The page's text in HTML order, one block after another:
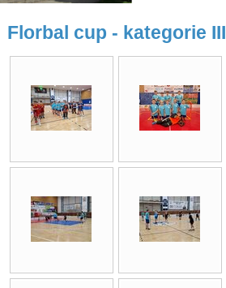
Florbal cup - kategorie III